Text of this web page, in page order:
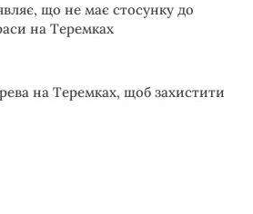
що не має стосунку до
на Теремках
на Теремках, щоб захистити